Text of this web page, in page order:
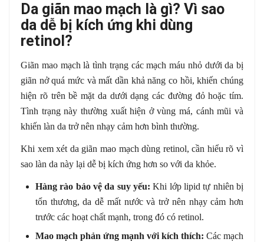
Da giãn mao mạch là gì? Vì sao
da dễ bị kích ứng khi dùng
retinol?
Giãn mao mạch là tình trạng các mạch máu nhỏ dưới da bị
giãn nở quá mức và mất dần khả năng co hồi, khiến chúng
hiện rõ trên bề mặt da dưới dạng các đường đỏ hoặc tím.
Tình trạng này thường xuất hiện ở vùng má, cánh mũi và
khiến làn da trở nên nhạy cảm hơn bình thường.
Khi xem xét da giãn mao mạch dùng retinol, cần hiểu rõ vì
sao làn da này lại dễ bị kích ứng hơn so với da khỏe.
Hàng rào bảo vệ da suy yếu: Khi lớp lipid tự nhiên bị
tổn thương, da dễ mất nước và trở nên nhạy cảm hơn
trước các hoạt chất mạnh, trong đó có retinol.
Mao mạch phản ứng mạnh với kích thích: Các mạch